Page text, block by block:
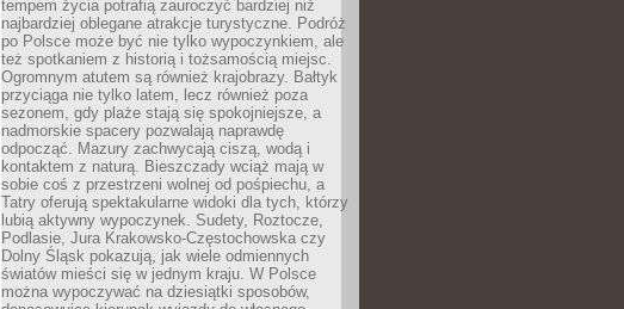
tempem życia potrafią zauroczyć bardziej niż
najbardziej oblegane atrakcje turystyczne. Podróż
po Polsce może być nie tylko wypoczynkiem, ale
też spotkaniem z historią i tożsamością miejsc.
Ogromnym atutem są również krajobrazy. Bałtyk
przyciąga nie tylko latem, lecz również poza
sezonem, gdy plaże stają się spokojniejsze, a
nadmorskie spacery pozwalają naprawdę
odpocząć. Mazury zachwycają ciszą, wodą i
kontaktem z naturą. Bieszczady wciąż mają w
sobie coś z przestrzeni wolnej od pośpiechu, a
Tatry oferują spektakularne widoki dla tych, którzy
lubią aktywny wypoczynek. Sudety, Roztocze,
Podlasie, Jura Krakowsko-Częstochowska czy
Dolny Śląsk pokazują, jak wiele odmiennych
światów mieści się w jednym kraju. W Polsce
można wypoczywać na dziesiątki sposobów,